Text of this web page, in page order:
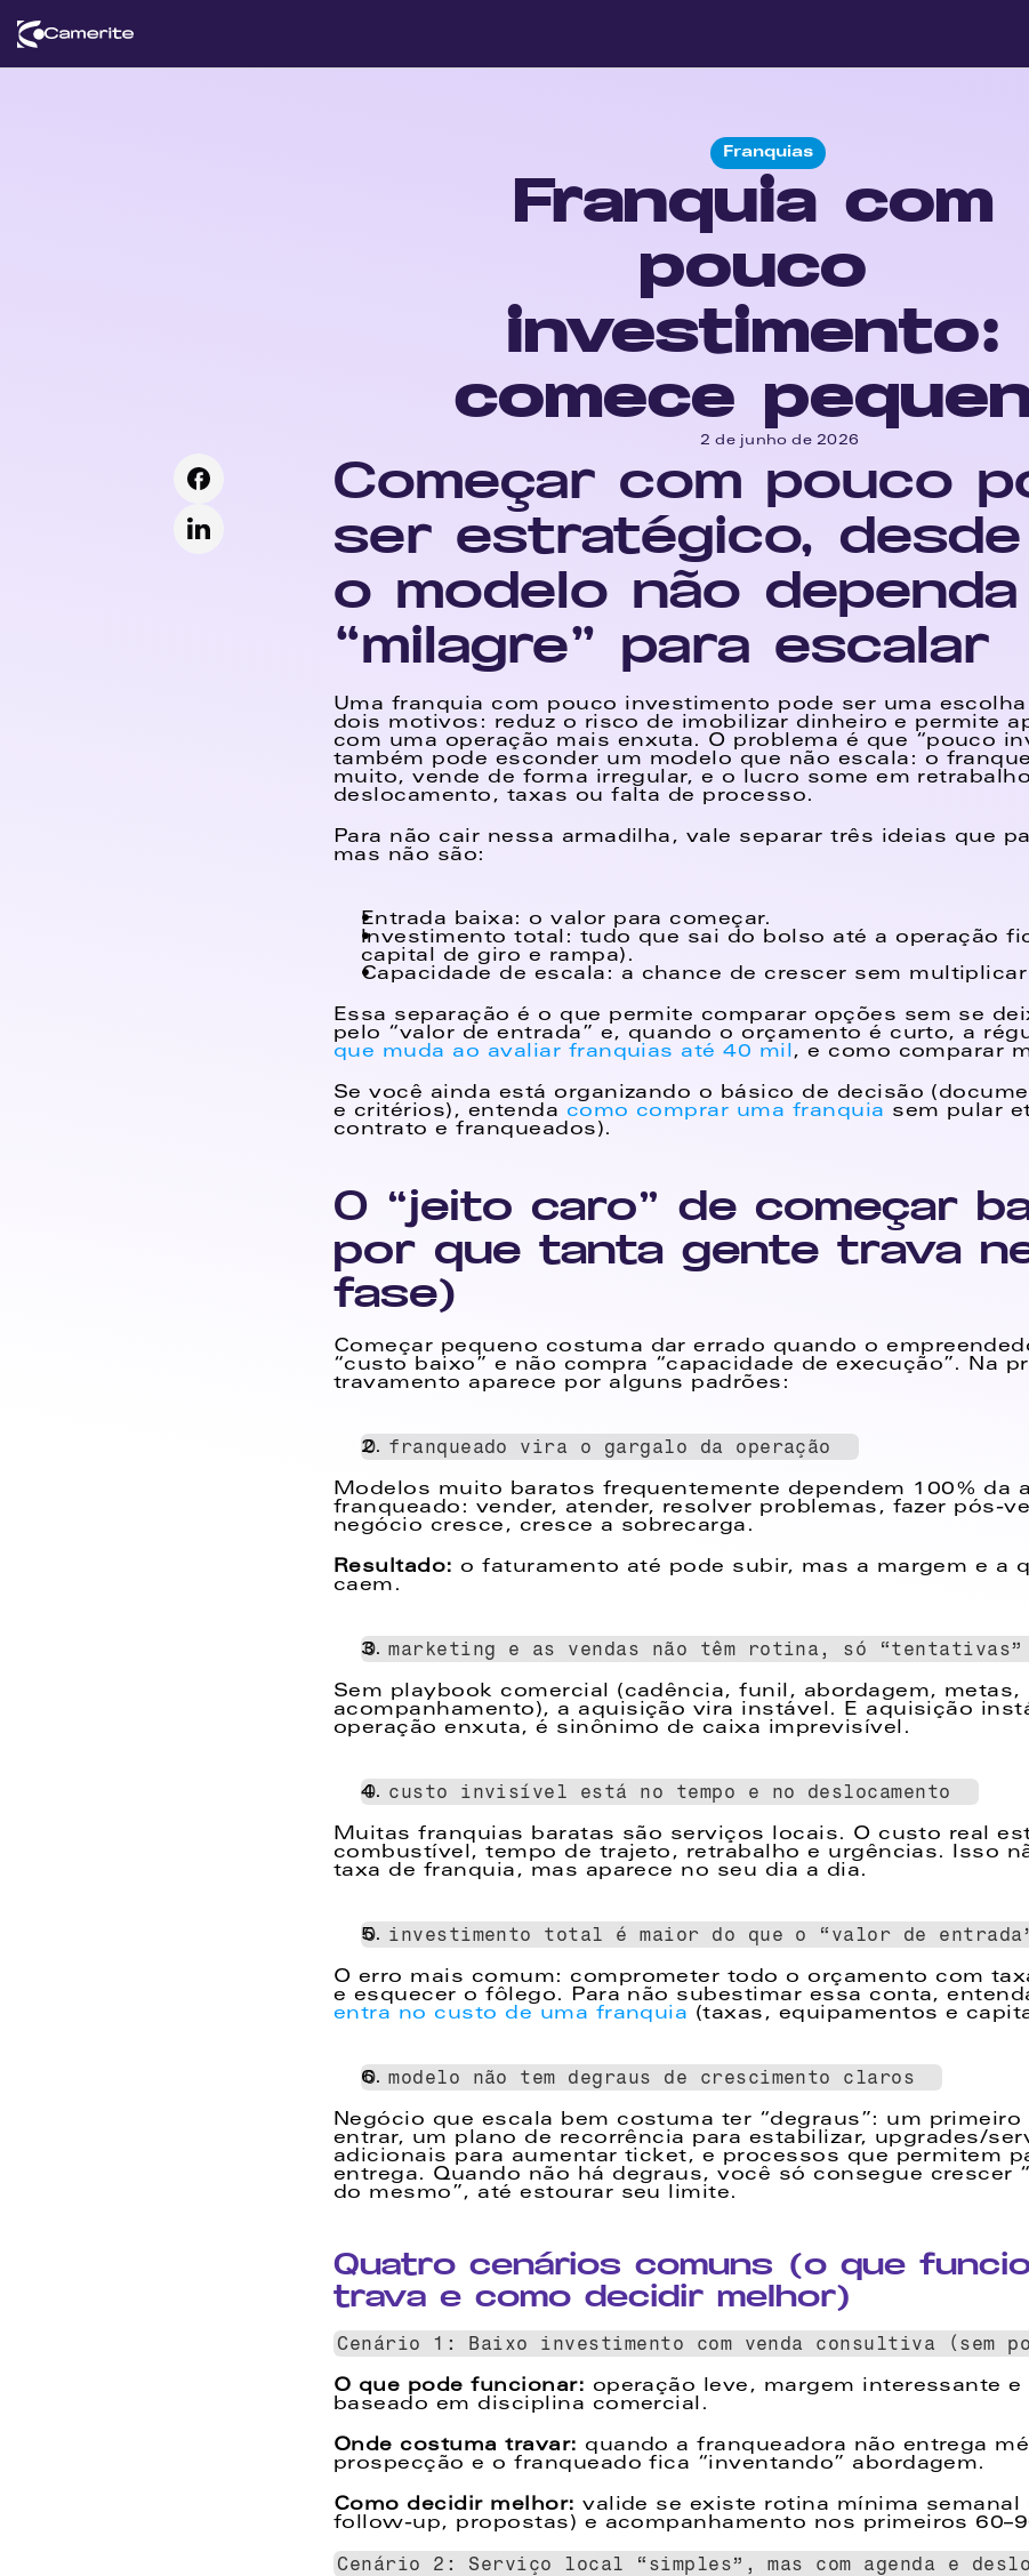
Franquias
Franquia com
pouco
investimento:
comece
2 de junho de 2026
Começar com pouco
ser estratégico,
o modelo não
“milagre” para escalar
Uma franquia com pouco investimento pode ser uma
dois motivos: reduz o risco de imobilizar dinheiro e permite
com uma operação mais enxuta. O problema é que “pouco
também pode esconder um modelo que não escala: o
muito, vende de forma irregular, e o lucro some em
deslocamento, taxas ou falta de processo.
Para não cair nessa armadilha, vale separar três ideias que
mas não são:
Entrada baixa: o valor para começar.
Investimento total: tudo que sai do bolso até a operação
capital de giro e rampa).
Capacidade de escala: a chance de crescer sem
Essa separação é o que permite comparar opções sem se
pelo “valor de entrada” e, quando o orçamento é curto, a
que muda ao avaliar franquias até 40 mil , e como comparar
Se você ainda está organizando o básico de decisão
e critérios), entenda como comprar uma franquia sem pular
contrato e franqueados).
O “jeito caro” de começar
por que tanta gente trava
fase)
Começar pequeno costuma dar errado quando o
“custo baixo” e não compra “capacidade de execução”. Na
travamento aparece por alguns padrões:
O franqueado vira o gargalo da operação
Modelos muito baratos frequentemente dependem 100% da
franqueado: vender, atender, resolver problemas, fazer pós-
negócio cresce, cresce a sobrecarga.
Resultado: o faturamento até pode subir, mas a margem e a
caem.
O marketing e as vendas não têm rotina, só
Sem playbook comercial (cadência, funil, abordagem, metas,
acompanhamento), a aquisição vira instável. E aquisição
operação enxuta, é sinônimo de caixa imprevisível.
O custo invisível está no tempo e no deslocamento
Muitas franquias baratas são serviços locais. O custo real
combustível, tempo de trajeto, retrabalho e urgências. Isso
taxa de franquia, mas aparece no seu dia a dia.
O investimento total é maior do que o “valor de
O erro mais comum: comprometer todo o orçamento com
e esquecer o fôlego. Para não subestimar essa conta,
entra no custo de uma franquia (taxas, equipamentos e
O modelo não tem degraus de crescimento claros
Negócio que escala bem costuma ter “degraus”: um primeiro
entrar, um plano de recorrência para estabilizar, upgrades/
adicionais para aumentar ticket, e processos que permitem
entrega. Quando não há degraus, você só consegue crescer
do mesmo”, até estourar seu limite.
Quatro cenários comuns (o que
trava e como decidir melhor)
Cenário 1: Baixo investimento com venda consultiva
O que pode funcionar: operação leve, margem interessante
baseado em disciplina comercial.
Onde costuma travar: quando a franqueadora não entrega
prospecção e o franqueado fica “inventando” abordagem.
Como decidir melhor: valide se existe rotina mínima semanal
follow-up, propostas) e acompanhamento nos primeiros
Cenário 2: Serviço local “simples”, mas com agenda e